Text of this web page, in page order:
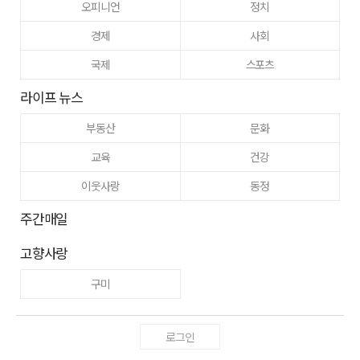
오피니언
정치
경제
사회
국제
스포츠
라이프 뉴스
부동산
문화
교육
건강
이웃사랑
동정
주간매일
고향사랑
구미
로그인